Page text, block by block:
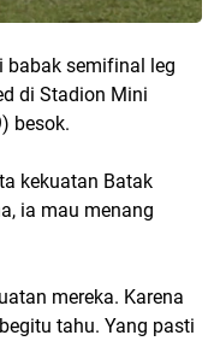
babak semifinal leg
di Stadion Mini
besok.
kekuatan Batak
ia mau menang
mereka. Karena
tahu. Yang pasti